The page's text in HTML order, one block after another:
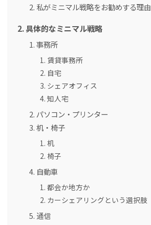
私がミニマル戦略をお勧めする理由
具体的なミニマル戦略
事務所
賃貸事務所
自宅
シェアオフィス
知人宅
パソコン・プリンター
机・椅子
机
椅子
自動車
都会か地方か
カーシェアリングという選択肢
通信